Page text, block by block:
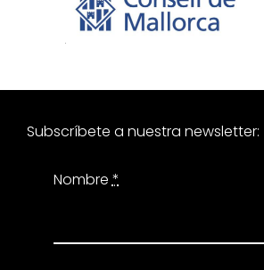
Subscríbete a nuestra newsletter:
Nombre*